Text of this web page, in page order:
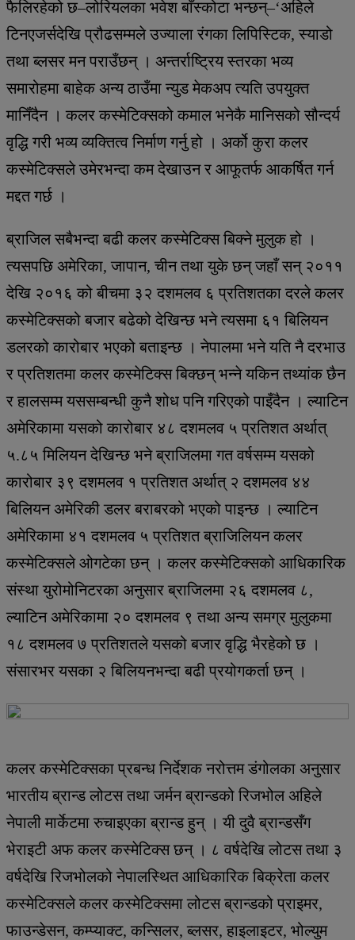
फैलिरहेको छ–लोरियलका भवेश बाँस्कोटा भन्छन्–‘अहिले
टिनएजर्सदेखि प्रौढसम्मले उज्याला रंगका लिपिस्टिक, स्याडो
तथा ब्लसर मन पराउँछन् । अन्तर्राष्ट्रिय स्तरका भव्य
समारोहमा बाहेक अन्य ठाउँमा न्युड मेकअप त्यति उपयुक्त
मानिँदैन । कलर कस्मेटिक्सको कमाल भनेकै मानिसको सौन्दर्य
वृद्धि गरी भव्य व्यक्तित्व निर्माण गर्नु हो । अर्को कुरा कलर
कस्मेटिक्सले उमेरभन्दा कम देखाउन र आफूतर्फ आकर्षित गर्न
मद्दत गर्छ ।
ब्राजिल सबैभन्दा बढी कलर कस्मेटिक्स बिक्ने मुलुक हो ।
त्यसपछि अमेरिका, जापान, चीन तथा युके छन् जहाँ सन् २०११
देखि २०१६ को बीचमा ३२ दशमलव ६ प्रतिशतका दरले कलर
कस्मेटिक्सको बजार बढेको देखिन्छ भने त्यसमा ६१ बिलियन
डलरको कारोबार भएको बताइन्छ । नेपालमा भने यति नै दरभाउ
र प्रतिशतमा कलर कस्मेटिक्स बिक्छन् भन्ने यकिन तथ्यांक छैन
र हालसम्म यससम्बन्धी कुनै शोध पनि गरिएको पाइँदैन । ल्याटिन
अमेरिकामा यसको कारोबार ४८ दशमलव ५ प्रतिशत अर्थात्
५.८५ मिलियन देखिन्छ भने ब्राजिलमा गत वर्षसम्म यसको
कारोबार ३९ दशमलव १ प्रतिशत अर्थात् २ दशमलव ४४
बिलियन अमेरिकी डलर बराबरको भएको पाइन्छ । ल्याटिन
अमेरिकामा ४१ दशमलव ५ प्रतिशत ब्राजिलियन कलर
कस्मेटिक्सले ओगटेका छन् । कलर कस्मेटिक्सको आधिकारिक
संस्था युरोमोनिटरका अनुसार ब्राजिलमा २६ दशमलव ८,
ल्याटिन अमेरिकामा २० दशमलव ९ तथा अन्य समग्र मुलुकमा
१८ दशमलव ७ प्रतिशतले यसको बजार वृद्धि भैरहेको छ ।
संसारभर यसका २ बिलियनभन्दा बढी प्रयोगकर्ता छन् ।
कलर कस्मेटिक्सका प्रबन्ध निर्देशक नरोत्तम डंगोलका अनुसार
भारतीय ब्रान्ड लोटस तथा जर्मन ब्रान्डको रिजभोल अहिले
नेपाली मार्केटमा रुचाइएका ब्रान्ड हुन् । यी दुवै ब्रान्डसँग
भेराइटी अफ कलर कस्मेटिक्स छन् । ८ वर्षदेखि लोटस तथा ३
वर्षदेखि रिजभोलको नेपालस्थित आधिकारिक बिक्रेता कलर
कस्मेटिक्सले कलर कस्मेटिक्समा लोटस ब्रान्डको प्राइमर,
फाउन्डेसन, कम्प्याक्ट, कन्सिलर, ब्लसर, हाइलाइटर, भोल्युम